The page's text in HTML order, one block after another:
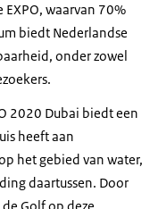
waarvan 70%
biedt Nederlandse
onder zowel
2020 Dubai biedt een
heeft aan
het gebied van water,
daartussen. Door